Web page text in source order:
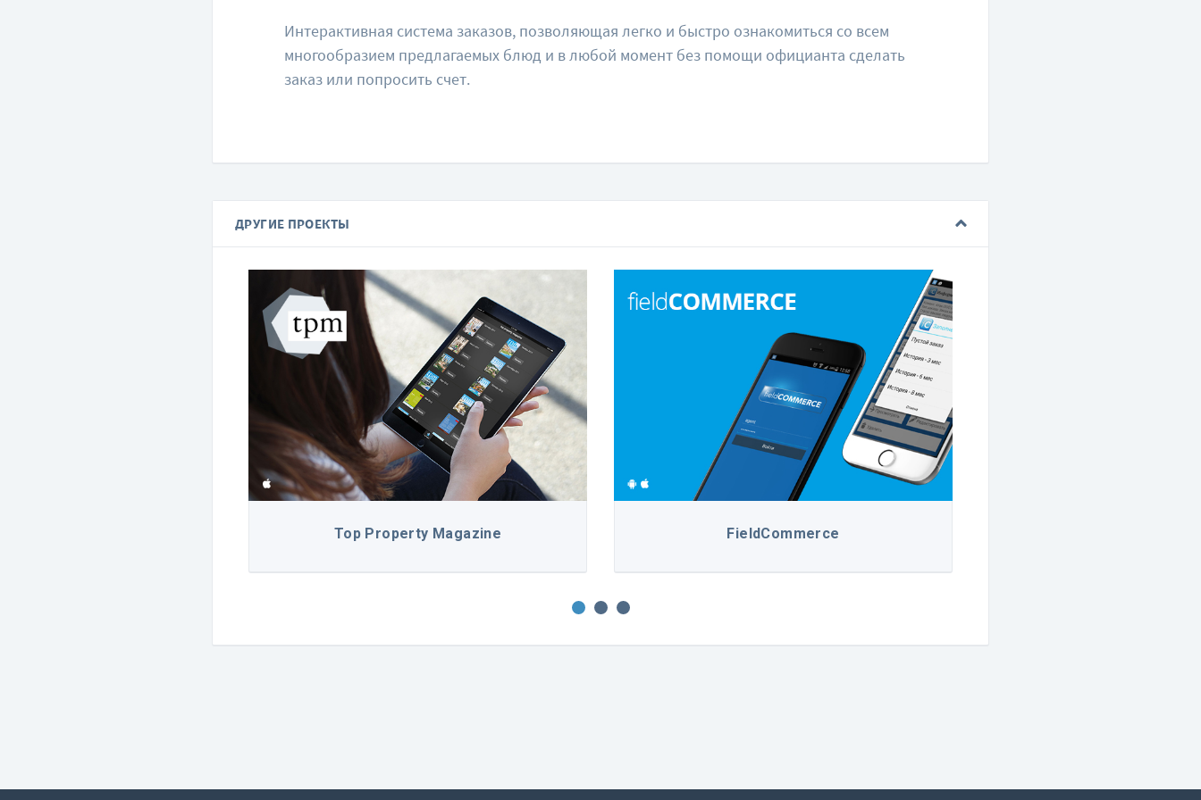
Интерактивная система заказов, позволяющая легко и быстро ознакомиться со всем
многообразием предлагаемых блюд и в любой момент без помощи официанта сделать
заказ или попросить счет.
ДРУГИЕ ПРОЕКТЫ
Top Property Magazine FieldCommerce